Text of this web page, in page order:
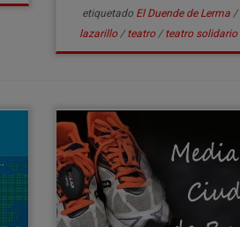
etiquetado El Duende de Lerma /
lazarillo /teatro /teatro solidario